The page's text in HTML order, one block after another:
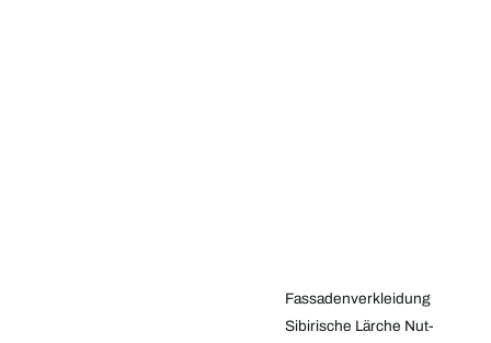
Fassadenverkleidung
Sibirische Lärche Nut-